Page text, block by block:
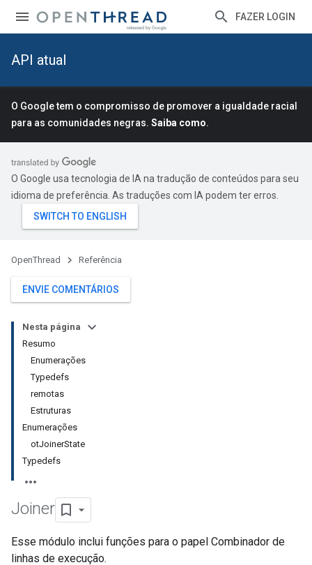
FAZER LOGIN
API atual
O Google tem o compromisso de promover a igualdade racial
para as comunidades negras. Saiba como.
O Google usa tecnologia de IA na tradução de conteúdos para seu
idioma de preferência. As traduções com IA podem ter erros.
OpenThread Referência
ENVIE COMENTÁRIOS
Nesta página
Resumo
Enumerações
Typedefs
remotas
Estruturas
Enumerações
otJoinerState
Typedefs
Joiner
Esse módulo inclui funções para o papel Combinador de
linhas de execução.